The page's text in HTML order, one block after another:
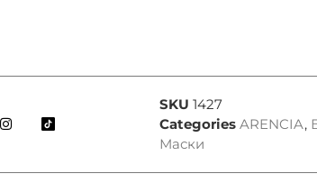
SKU 1427
Categories ARENCIA,
Маски